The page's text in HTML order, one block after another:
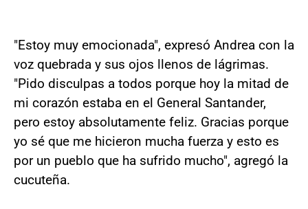
"Estoy muy emocionada", expresó Andrea con la
voz quebrada y sus ojos llenos de lágrimas.
"Pido disculpas a todos porque hoy la mitad de
mi corazón estaba en el General Santander,
pero estoy absolutamente feliz. Gracias porque
yo sé que me hicieron mucha fuerza y esto es
por un pueblo que ha sufrido mucho", agregó la
cucuteña.